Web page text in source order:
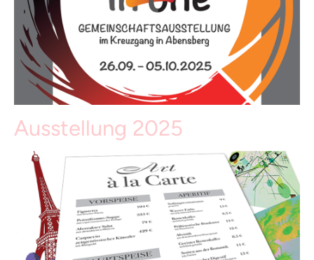
Ausstellung 2025